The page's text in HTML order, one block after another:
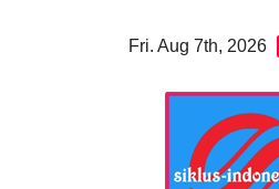
Fri. Aug 7th, 2026